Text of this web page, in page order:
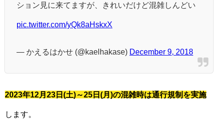
ション見に来てますが、きれいだけど混雑しんどい
pic.twitter.com/yQk8aHskxX
— かえるはかせ (@kaelhakase) December 9, 2018
2023年12月23日(土)～25日(月)の混雑時は通行規制を実施
します。